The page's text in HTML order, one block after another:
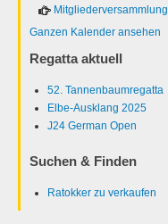
Mitgliederversammlung
Ganzen Kalender ansehen
Regatta aktuell
52. Tannenbaumregatta
Elbe-Ausklang 2025
J24 German Open
Suchen & Finden
Ratokker zu verkaufen